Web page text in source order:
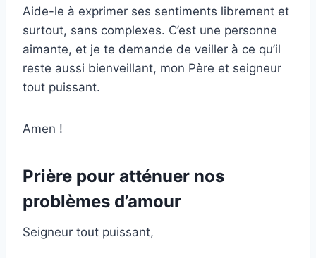
Aide-le à exprimer ses sentiments librement et
surtout, sans complexes. C’est une personne
aimante, et je te demande de veiller à ce qu’il
reste aussi bienveillant, mon Père et seigneur
tout puissant.
Amen !
Prière pour atténuer nos
problèmes d’amour
Seigneur tout puissant,